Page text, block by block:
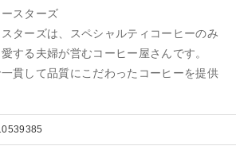
スターズ
ターズは、スペシャルティコーヒーのみ
する夫婦が営むコーヒー屋さんです。
貫して品質にこだわったコーヒーを提供